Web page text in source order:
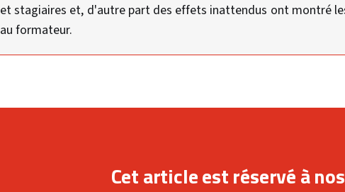
et stagiaires et, d'autre part des effets inattendus ont montré
au formateur.
Cet article est réservé à